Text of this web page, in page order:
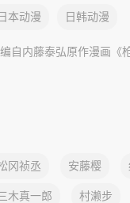
日本动漫 日韩动漫
自内藤泰弘原作漫画《
冈祯丞 安藤樱
木真一郎 村濑步